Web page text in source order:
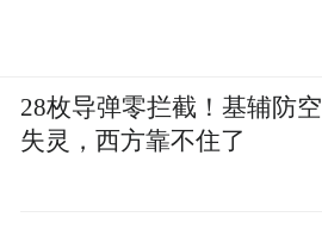
28枚导弹零拦截！基辅防空
失灵，西方靠不住了